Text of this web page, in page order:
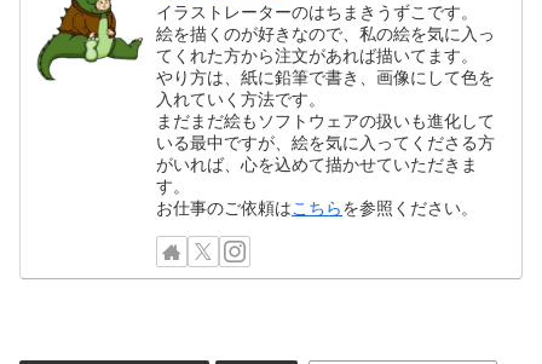
イラストレーターのはちまきうずこです。
絵を描くのが好きなので、私の絵を気に入っ
てくれた方から注文があれば描いてます。
やり方は、紙に鉛筆で書き、画像にして色を
入れていく方法です。
まだまだ絵もソフトウェアの扱いも進化して
いる最中ですが、絵を気に入ってくださる方
がいれば、心を込めて描かせていただきま
す。
お仕事のご依頼はこちらを参照ください。